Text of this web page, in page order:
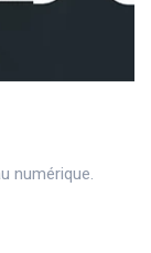
numérique.